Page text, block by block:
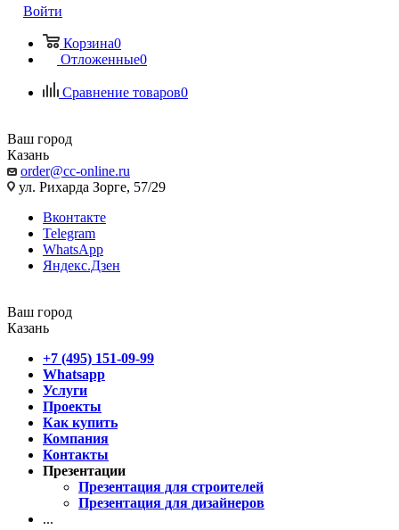
Войти
Корзина0
Отложенные0
Сравнение товаров0
Ваш город
Казань
order@cc-online.ru
ул. Рихарда Зорге, 57/29
Вконтакте
Telegram
WhatsApp
Яндекс.Дзен
Ваш город
Казань
+7 (495) 151-09-99
Whatsapp
Услуги
Проекты
Как купить
Компания
Контакты
Презентации
Презентация для строителей
Презентация для дизайнеров
...